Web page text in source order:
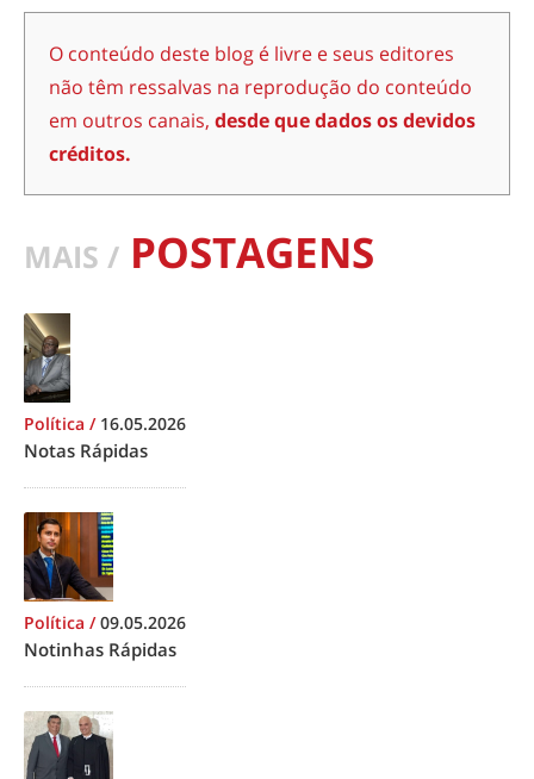
O conteúdo deste blog é livre e seus editores
não têm ressalvas na reprodução do conteúdo
em outros canais, desde que dados os devidos
créditos.
MAIS / POSTAGENS
Política / 16.05.2026
Notas Rápidas
Política /09.05.2026
Notinhas Rápidas